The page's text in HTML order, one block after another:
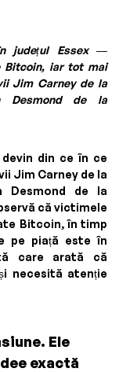
județul Essex —
Bitcoin, iar tot mai
Jim Carney de la
Desmond de la
din ce în ce
Jim Carney de la
Desmond de la
că victimele
Bitcoin, în timp
pe piață este în
care arată că
necesită atenție
Ele
exactă